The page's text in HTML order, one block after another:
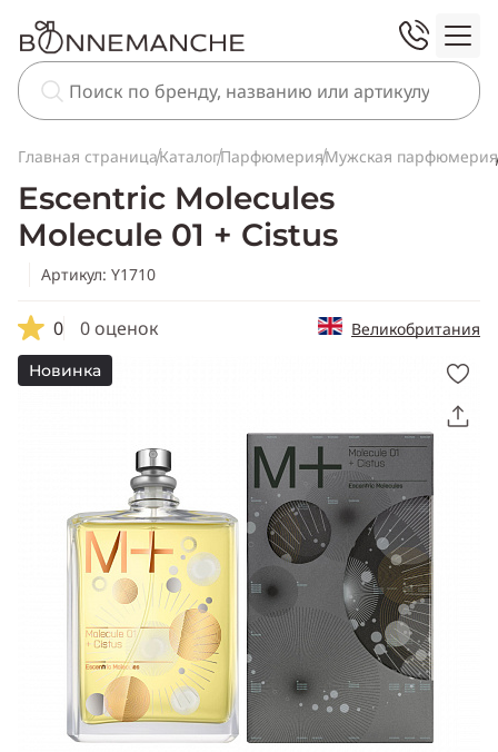
Главная страницаКаталогПарфюмерияМужская парфюмерия
Escentric Molecules
Molecule 01 + Cistus
Артикул: Y1710
0 0 оценок Великобритания
Скопировать
ссылку
Telegram
WhatsApp
Viber
ВКонтакте
Новинка